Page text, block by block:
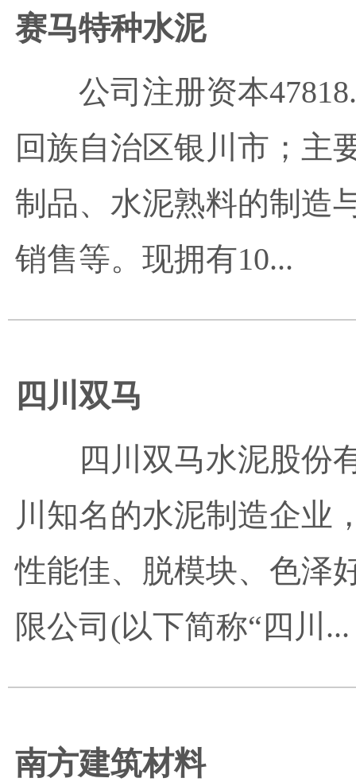
赛马特种水泥
公司注册资本
回族自治区银川市；主
制品、水泥熟料的制造
销售等。现拥有10...
四川双马
四川双马水泥股份
川知名的水泥制造企业
性能佳、脱模块、色泽
限公司(以下简称“四川...
南方建筑材料